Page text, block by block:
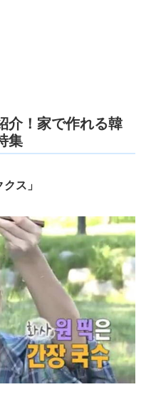
介！家で作れる韓
集
ス」